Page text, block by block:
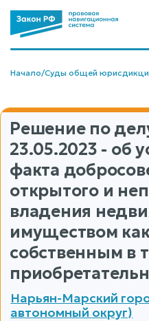
Начало/Суды общей
Решение по
23.05.2023 - об
факта
открытого и
владения
имуществом
собственным в
Нарьян-Марский
автономный округ)